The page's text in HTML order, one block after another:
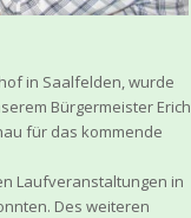
in Saalfelden, wurde
Bürgermeister Erich
für das kommende
Laufveranstaltungen in
Des weiteren